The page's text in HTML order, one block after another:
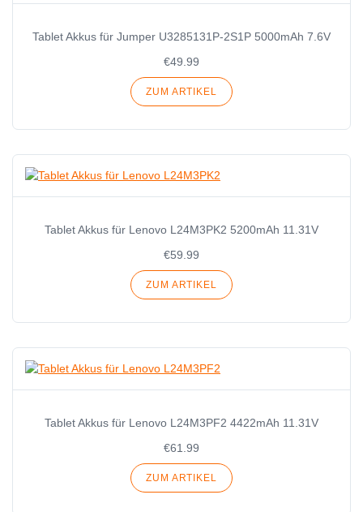
Tablet Akkus für Jumper U3285131P-2S1P 5000mAh 7.6V
€49.99
ZUM ARTIKEL
Tablet Akkus für Lenovo L24M3PK2 5200mAh 11.31V
€59.99
ZUM ARTIKEL
Tablet Akkus für Lenovo L24M3PF2 4422mAh 11.31V
€61.99
ZUM ARTIKEL